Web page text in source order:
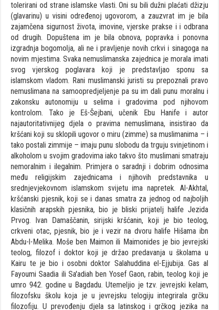
tolerirani od strane islamske vlasti. Oni su bili dužni plaćati džizju
(glavarinu) u visini određenoj ugovorom, a zauzvrat im je bila
zajamčena sigurnost života, imovine, vjerske prakse i i odbrana
od drugih. Dopuštena im je bila obnova, popravka i ponovna
izgradnja bogomolja, ali ne i pravljenje novih crkvi i sinagoga na
novim mjestima. Svaka nemuslimanska zajednica je morala imati
svog vjerskog poglavara koji je predstavljao sponu sa
islamskom vladom. Rani muslimanski juristi su prepoznali pravo
nemuslimana na samoopredjeljenje pa su im dali punu moralnu i
zakonsku autonomiju u selima i gradovima pod njihovom
kontrolom. Tako je Eš-Šejbani, učenik Ebu Hanife i autor
najautoritativnijeg djela o pravima nemuslimana, insistirao da
kršćani koji su sklopili ugovor o miru (zimme) sa muslimanima – i
tako postali zimmije – imaju punu slobodu da trguju svinjetinom i
alkoholom u svojim gradovima iako takvo što muslimani smatraju
nemoralnim i ilegalnim. Primjera o saradnji i dobrim odnosima
među religijskim zajednicama i njihovih predstavnika u
srednjevjekovnom islamskom svijetu ima napretek. Al-Akhtal,
kršćanski pjesnik, koji se i danas smatra za jednog od najboljih
klasičnih arapskih pjesnika, bio je bliski prijatelj halife Jezida
Prvog. Ivan Damaščanin, sirijski kršćanin, koji je bio teolog,
crkveni otac, pjesnik, bio je i vezir na dvoru halife Hišama ibn
Abdu-l-Melika. Moše ben Maimon ili Maimonides je bio jevrejski
teolog, filozof i doktor koji je držao predavanja u školama u
Kairu te je bio i osobni doktor Salahuddina el-Ejjubija. Gas al
Fayoumi Saadia ili Sa'adiah ben Yosef Gaon, rabin, teolog koji je
umro 942. godine u Bagdadu. Utemeljio je tzv. jevrejski kelam,
filozofsku školu koja je u jevrejsku telogiju integrirala grčku
filozofiju. U prevođenju djela sa latinskog i grčkog jezika na